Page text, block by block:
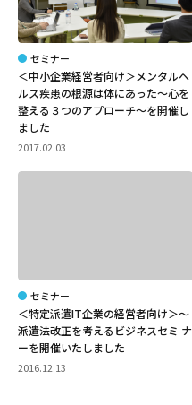
セミナー
＜中小企業経営者向け＞メンタルヘ
ルス疾患の根源は体にあった～心を
整える３つのアプローチ～を開催し
ました
2017.02.03
セミナー
＜特定派遣IT企業の経営者向け＞～
派遣法改正を考えるビジネスセミ ナ
ーを開催いたしました
2016.12.13